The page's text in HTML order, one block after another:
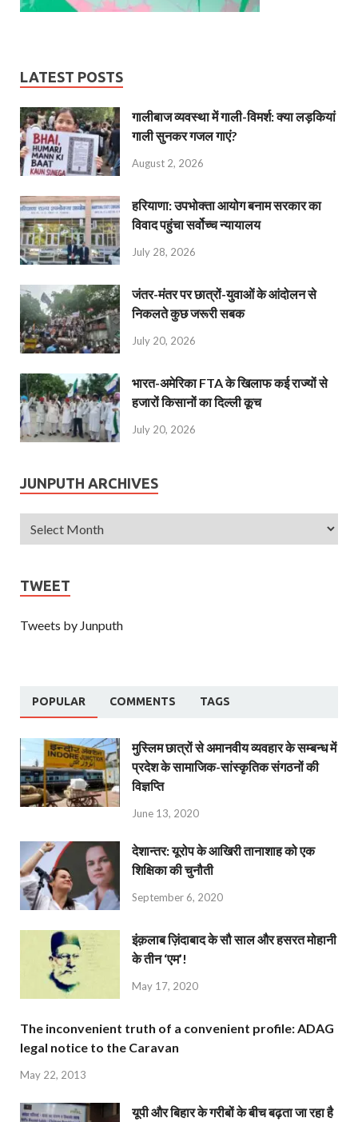
LATEST POSTS
गालीबाज व्‍यवस्‍था में गाली-विमर्श: क्या लड़कियां
गाली सुनकर गजल गाएं?
August 2, 2026
हरियाणा: उपभोक्ता आयोग बनाम सरकार का
विवाद पहुंचा सर्वोच्च न्यायालय
July 28, 2026
जंतर-मंतर पर छात्रों-युवाओं के आंदोलन से
निकलते कुछ जरूरी सबक
July 20, 2026
भारत-अमेरिका FTA के खिलाफ कई राज्यों से
हजारों किसानों का दिल्ली कूच
July 20, 2026
JUNPUTH ARCHIVES
TWEET
Tweets by Junputh
POPULAR COMMENTS TAGS
मुस्लिम छात्रों से अमानवीय व्यवहार के सम्बन्ध में
प्रदेश के सामाजिक-सांस्कृतिक संगठनों की
विज्ञप्ति
June 13, 2020
देशान्‍तर: यूरोप के आखिरी तानाशाह को एक
शिक्षिका की चुनौती
September 6, 2020
इंक़लाब ज़िंदाबाद के सौ साल और हसरत मोहानी
के तीन ‘एम’!
May 17, 2020
The inconvenient truth of a convenient profile: ADAG
legal notice to the Caravan
May 22, 2013
यूपी और बिहार के गरीबों के बीच बढ़ता जा रहा है